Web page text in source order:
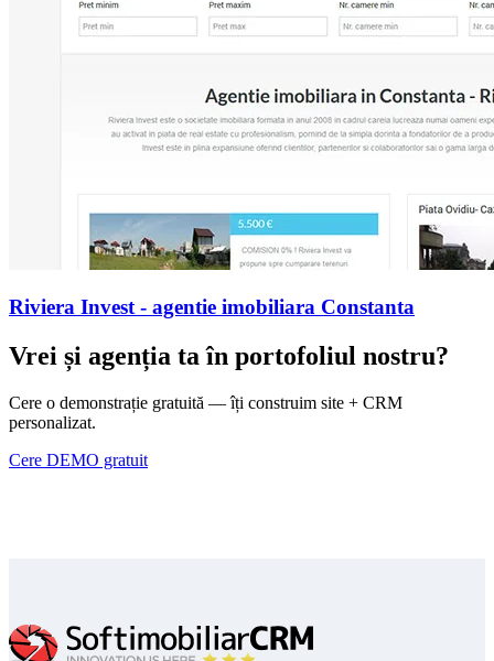
Riviera Invest - agentie imobiliara Constanta
Vrei și agenția ta în portofoliul nostru?
Cere o demonstrație gratuită — îți construim site + CRM
personalizat.
Cere DEMO gratuit